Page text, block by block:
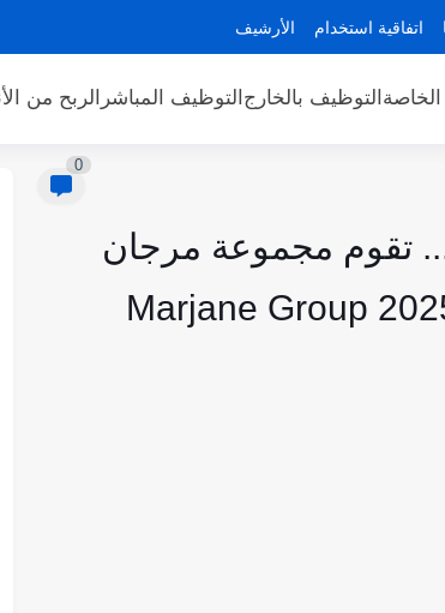
اتفاقية استخدام الأرشيف
التوظيف بالخارج التوظيف المباشر الربح من
0
تقوم مجموعة مرجان